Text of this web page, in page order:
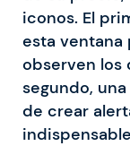
iconos. El
esta ventana
observen los
segundo,
de crear